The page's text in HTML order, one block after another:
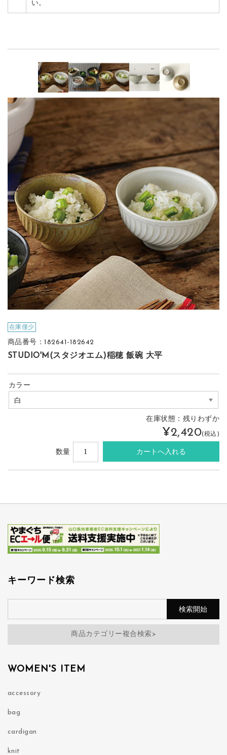
い。
在庫僅少
商品番号：182641-182642
STUDIO'M(スタジオエム)稲穂 飯碗 大平
カラー
在庫状態： 残りわずか
¥2,420(税込)
数量
キーワード検索
商品カテゴリー複合検索>
WOMEN'S ITEM
accessory
bag
cardigan
knit